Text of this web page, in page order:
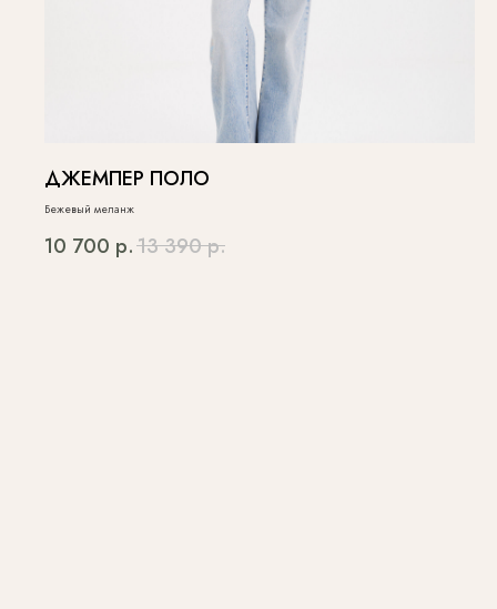
ДЖЕМПЕР ПОЛО
Бежевый меланж
10 700 р.13 390р.